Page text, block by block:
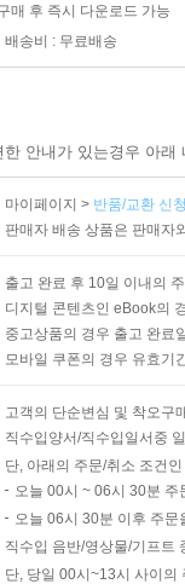
매 후 즉시 다운로드 가능
배송비 : 무료배송
안내가 있는경우 아
마이페이지 > 반품/교환 신
판매자 배송 상품은 판매자
출고 완료 후 10일 이내의
디지털 콘텐츠인 eBook의
중고상품의 경우 출고 완료
모바일 쿠폰의 경우 유효기
고객의 단순변심 및 착오구
직수입양서/직수입일서중
단, 아래의 주문/취소 조건
오늘 00시 ~ 06시 30분
오늘 06시 30분 이후 주
직수입 음반/영상물/기프트
단, 당일 00시~13시 사이의